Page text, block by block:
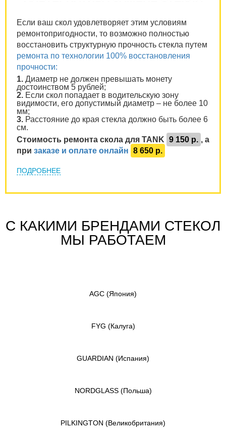
Если ваш скол удовлетворяет этим условиям
ремонтопригодности, то возможно полностью
восстановить структурную прочность стекла путем
ремонта по технологии 100% восстановления
прочности:
1. Диаметр не должен превышать монету
достоинством 5 рублей;
2. Если скол попадает в водительскую зону
видимости, его допустимый диаметр – не более 10
мм;
3. Расстояние до края стекла должно быть более 6
см.
Стоимость ремонта скола для TANK 9 150 р. , а
при заказе и оплате онлайн 8 650 р.
ПОДРОБНЕЕ
С КАКИМИ БРЕНДАМИ СТЕКОЛ
МЫ РАБОТАЕМ
AGC (Япония)
FYG (Калуга)
GUARDIAN (Испания)
NORDGLASS (Польша)
PILKINGTON (Великобритания)